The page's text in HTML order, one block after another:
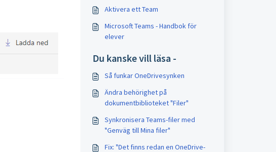
Aktivera ett Team
Microsoft Teams - Handbok för
elever
Du kanske vill läsa -
Så funkar OneDrivesynken
Ändra behörighet på
dokumentbiblioteket "Filer"
Synkronisera Teams-filer med
"Genväg till Mina filer"
Fix: "Det finns redan en OneDrive-